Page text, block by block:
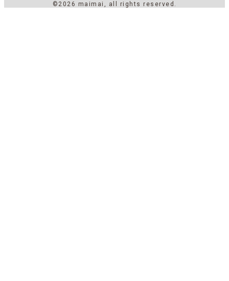
©2026 maimai, all rights reserved.